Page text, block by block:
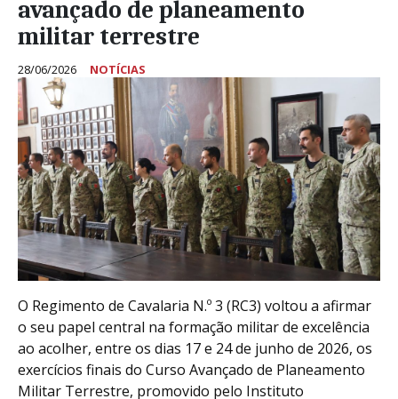
avançado de planeamento
militar terrestre
28/06/2026 NOTÍCIAS
O Regimento de Cavalaria N.º 3 (RC3) voltou a afirmar
o seu papel central na formação militar de excelência
ao acolher, entre os dias 17 e 24 de junho de 2026, os
exercícios finais do Curso Avançado de Planeamento
Militar Terrestre, promovido pelo Instituto